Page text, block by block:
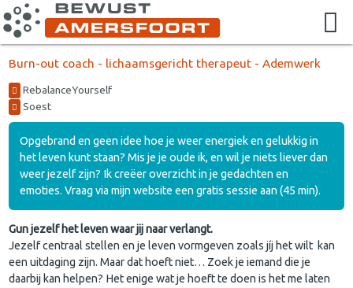
Burn-out coach - lichaamsgericht therapeut - Ademwerk
RebalanceYourself
Soest
Opgebrand en geen idee hoe je weer energiek en gelukkig in
het leven kunt staan? Mis je je oude ik, en wil je niets liever dan
weer jezelf zijn? Ik creëer overzicht in je gedachten en
emoties. Vraag via mijn website een gratis sessie aan (45 min).
Gun jezelf het leven waar jij naar verlangt.
Jezelf centraal stellen en je leven vormgeven zoals jíj het wilt kan
een uitdaging zijn. Maar dat hoeft niet… Zoek je iemand die je
daarbij kan helpen? Het enige wat je hoeft te doen is het me laten